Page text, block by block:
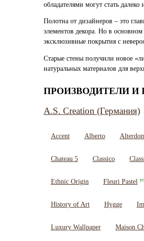
обладателями могут стать далеко
Полотна от дизайнеров – это
элементов декора. Но в
эксклюзивные покрытия с
Старые стены получили новое
натуральных материалов для
ПРОИЗВОДИТЕЛИ И
A.S. Creation (Германия)
Accent Alberto
Chateau 5 Classico
Ethnic Origin Fleuri Pastel
History of Art Hygge
Luxury Wallpaper Maison